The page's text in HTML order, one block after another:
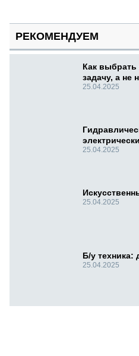
РЕКОМЕНДУЕМ
Как выбрать
задачу, а не
25.04.2025
25.04.2025
25.04.2025
Б/у техника:
25.04.2025